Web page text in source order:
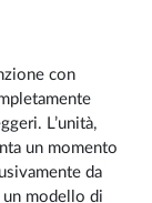
con
L’unità,
un momento
da
un modello di